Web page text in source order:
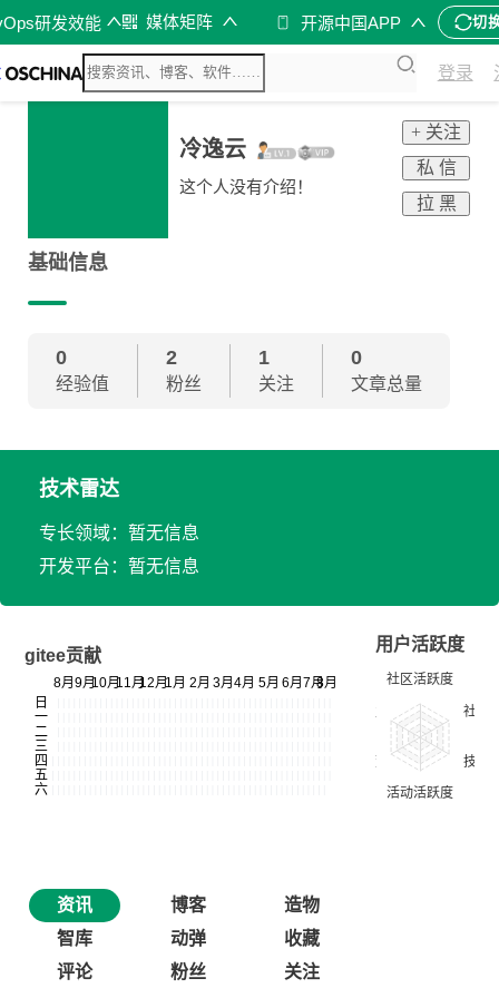
研发效能 媒体矩阵 开源中国APP 切
登录
冷逸云
这个人没有介绍！
+ 关注
私 信
拉 黑
基础信息
0
经验值
2
粉丝
1
关注
0
文章总量
技术雷达
专长领域：暂无信息
开发平台：暂无信息
gitee贡献
用户活跃度
资讯 博客
造物
智库
动弹
收藏
评论
粉丝 关注